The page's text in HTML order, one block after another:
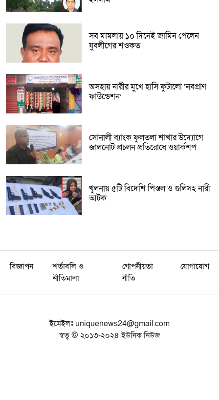
সব মামলায় ১০ দিনেই জামিন পেলেন
যুবলীগের শওকত
অসহায় নারীর মুখে হাসি ফুটালো ‘নবপ্রাণ
ফাউন্ডেশন’
সোনালী ব্যাংক ফুলতলা শাখার উদ্যোগে
জালনোট প্রচলন প্রতিরোধে ওয়ার্কশপ
খুলনায় ৫টি বিদেশি পিস্তল ও গুলিসহ নারী
আটক
বিজ্ঞাপন
শর্তাবলি ও
নীতিমালা
গোপনীয়তা
নীতি
যোগাযোগ
ইমেইলঃ uniquenews24@gmail.com
স্বত্ব © ২০১৩-২০২৪ ইউনিক নিউজ